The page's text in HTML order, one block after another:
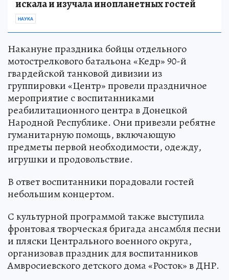
искала и изучала инопланетных гостей
НАУКА
Накануне праздника бойцы отдельного
мотострелкового батальона «Кедр» 90-й
гвардейской танковой дивизии из
группировки «Центр» провели праздничное
мероприятие с воспитанниками
реабилитационного центра в Донецкой
Народной Республике. Они привезли ребятне
гуманитарную помощь, включающую
предметы первой необходимости, одежду,
игрушки и продовольствие.
В ответ воспитанники порадовали гостей
небольшим концертом.
С культурной программой также выступила
фронтовая творческая бригада ансамбля песни
и пляски Центрального военного округа,
организовав праздник для воспитанников
Амвросиевского детского дома «Росток» в ДНР.